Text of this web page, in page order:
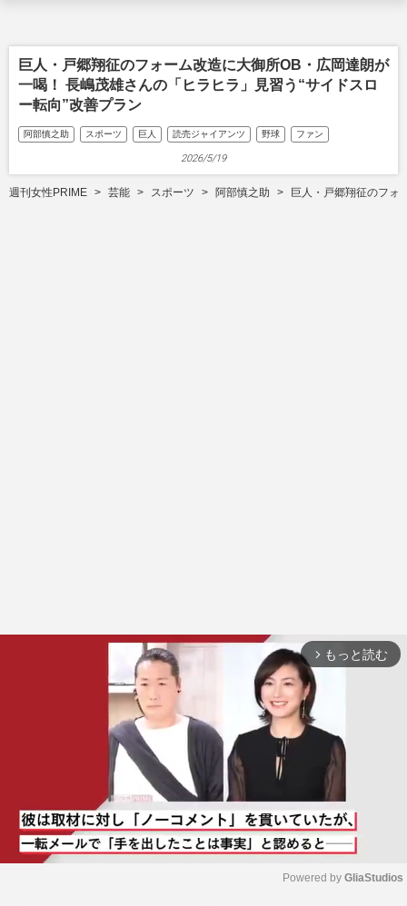
巨人・戸郷翔征のフォーム改造に大御所OB・広岡達朗が
一喝！ 長嶋茂雄さんの「ヒラヒラ」見習う“サイドスロ
ー転向”改善プラン
阿部慎之助 スポーツ 巨人 読売ジャイアンツ 野球 ファン
2026/5/19
週刊女性PRIME 芸能 スポーツ 阿部慎之助 巨人・戸郷翔征のフォ
arrow_forward_ios もっと読む
Powered by GliaStudios